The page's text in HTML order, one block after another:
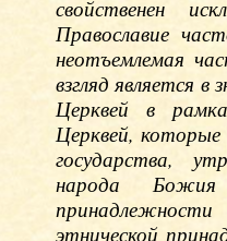
свойственен
Православие
неотъемлемая
взгляд является
Церквей в
Церквей,
государства,
народа
этнической